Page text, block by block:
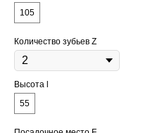
105
Количество зубьев Z
Высота l
55